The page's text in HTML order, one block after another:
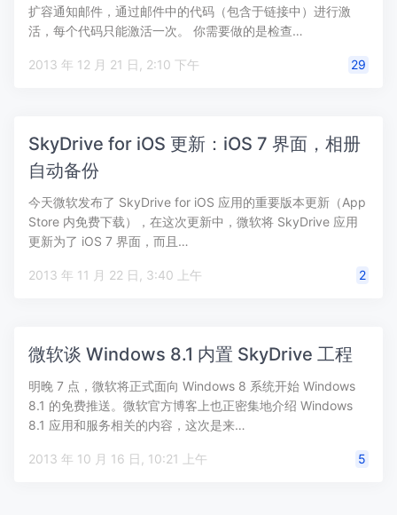
扩容通知邮件，通过邮件中的代码（包含于链接中）进行激
活，每个代码只能激活一次。 你需要做的是检查…
2013 年 12 月 21 日, 2:10 下午 29
SkyDrive for iOS 更新：iOS 7 界面，相册
自动备份
今天微软发布了 SkyDrive for iOS 应用的重要版本更新（App
Store 内免费下载），在这次更新中，微软将 SkyDrive 应用
更新为了 iOS 7 界面，而且…
2013 年 11 月 22 日, 3:40 上午 2
微软谈 Windows 8.1 内置 SkyDrive 工程
明晚 7 点，微软将正式面向 Windows 8 系统开始 Windows
8.1 的免费推送。微软官方博客上也正密集地介绍 Windows
8.1 应用和服务相关的内容，这次是来…
2013 年 10 月 16 日, 10:21 上午 5